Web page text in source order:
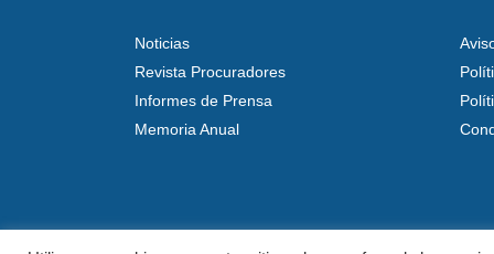
Noticias
Revista Procuradores
Informes de Prensa
Memoria Anual